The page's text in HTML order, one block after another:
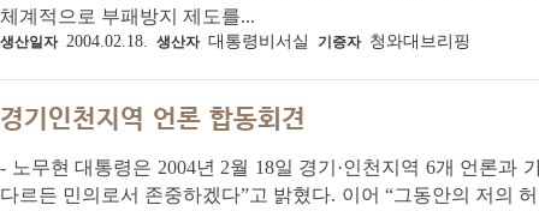
체계적으로 부패방지 제도를...
생산일자 2004.02.18. 생산자 대통령비서실 기증자 청와대브리핑
경기인천지역 언론 합동회견
- 노무현 대통령은 2004년 2월 18일 경기·인천지역 6개 언론과
다르든 민의로서 존중하겠다”고 밝혔다. 이어 “그동안의 저의